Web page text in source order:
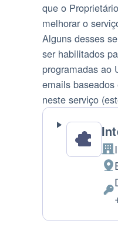
que o
melhorar o
Alguns desses
ser habilitados
programadas ao
emails
neste serviço
de